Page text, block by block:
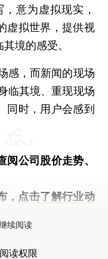
意为虚拟现实，
虚拟世界，提供视
境的感受。
，而新闻的现场
临其境、重现现场
同时，用户会感到
阅公司股价走势、
， 点击了解行业动
续阅读
读权限